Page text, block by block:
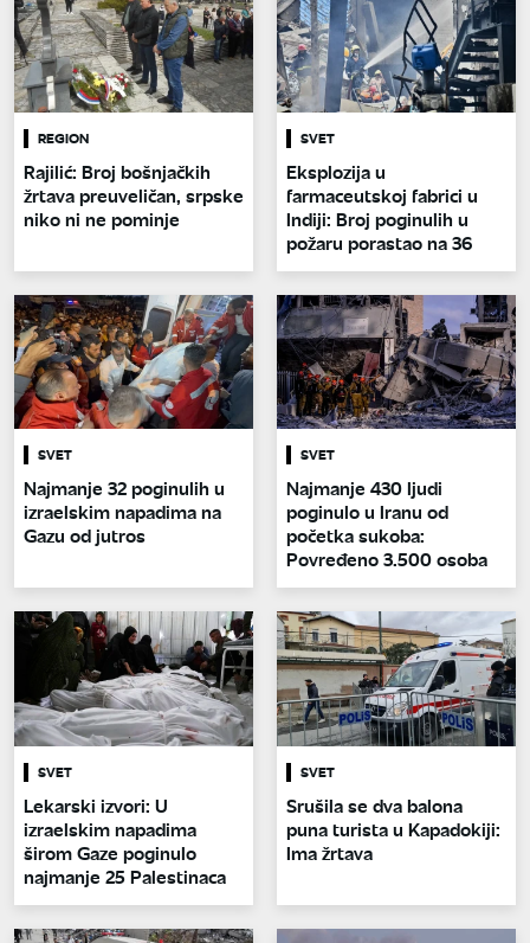
REGION
Rajilić: Broj bošnjačkih
žrtava preuveličan, srpske
niko ni ne pominje
SVET
Eksplozija u
farmaceutskoj fabrici u
Indiji: Broj poginulih u
požaru porastao na 36
SVET
Najmanje 32 poginulih u
izraelskim napadima na
Gazu od jutros
SVET
Najmanje 430 ljudi
poginulo u Iranu od
početka sukoba:
Povređeno 3.500 osoba
SVET
Lekarski izvori: U
izraelskim napadima
širom Gaze poginulo
najmanje 25 Palestinaca
SVET
Srušila se dva balona
puna turista u Kapadokiji:
Ima žrtava